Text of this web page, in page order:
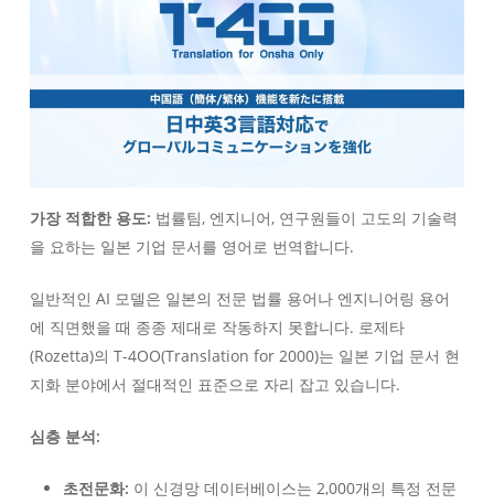
가장 적합한 용도: 법률팀, 엔지니어, 연구원들이 고도의 기술력
을 요하는 일본 기업 문서를 영어로 번역합니다.
일반적인 AI 모델은 일본의 전문 법률 용어나 엔지니어링 용어
에 직면했을 때 종종 제대로 작동하지 못합니다. 로제타
(Rozetta)의 T-4OO(Translation for 2000)는 일본 기업 문서 현
지화 분야에서 절대적인 표준으로 자리 잡고 있습니다.
심층 분석:
초전문화: 이 신경망 데이터베이스는 2,000개의 특정 전문